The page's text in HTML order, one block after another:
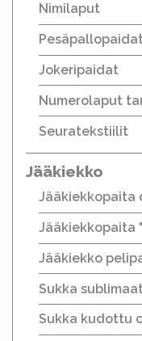
Nimilaput
Jokeripaidat
Numerolaput
Seuratekstiilit
Jääkiekko
Jääkiekkopaita
Jääkiekkopaita
Jääkiekko
Sukka
Sukka kudottu